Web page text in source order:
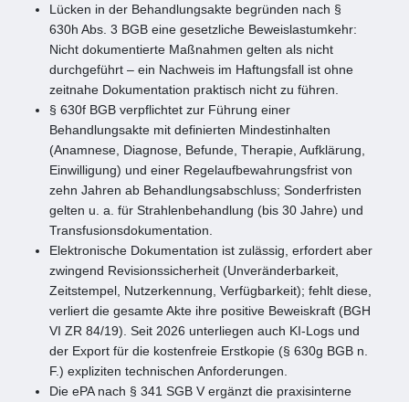
Lücken in der Behandlungsakte begründen nach §
630h Abs. 3 BGB eine gesetzliche Beweislastumkehr:
Nicht dokumentierte Maßnahmen gelten als nicht
durchgeführt – ein Nachweis im Haftungsfall ist ohne
zeitnahe Dokumentation praktisch nicht zu führen.
§ 630f BGB verpflichtet zur Führung einer
Behandlungsakte mit definierten Mindestinhalten
(Anamnese, Diagnose, Befunde, Therapie, Aufklärung,
Einwilligung) und einer Regelaufbewahrungsfrist von
zehn Jahren ab Behandlungsabschluss; Sonderfristen
gelten u. a. für Strahlenbehandlung (bis 30 Jahre) und
Transfusionsdokumentation.
Elektronische Dokumentation ist zulässig, erfordert aber
zwingend Revisionssicherheit (Unveränderbarkeit,
Zeitstempel, Nutzerkennung, Verfügbarkeit); fehlt diese,
verliert die gesamte Akte ihre positive Beweiskraft (BGH
VI ZR 84/19). Seit 2026 unterliegen auch KI-Logs und
der Export für die kostenfreie Erstkopie (§ 630g BGB n.
F.) expliziten technischen Anforderungen.
Die ePA nach § 341 SGB V ergänzt die praxisinterne